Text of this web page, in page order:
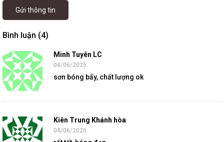
Gửi thông tin
Bình luận (4)
Minh Tuyên LC
04/06/2025
sơn bóng bẩy, chất lượng ok
Kiên Trung Khánh hòa
04/06/2025